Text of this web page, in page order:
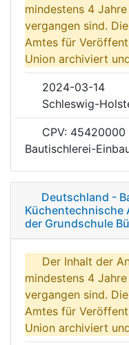
mindestens 4
vergangen sind.
Amtes für
Union archiviert
2024-03-14
Schleswig-
CPV: 45420000
Bautischlerei-
Deutschland -
Küchentechnische
der Grundschule
Der Inhalt der
mindestens 4
vergangen sind.
Amtes für
Union archiviert